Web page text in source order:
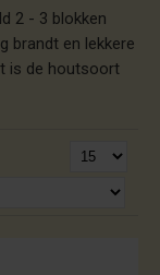
2 - 3 blokken
brandt en lekkere
is de houtsoort